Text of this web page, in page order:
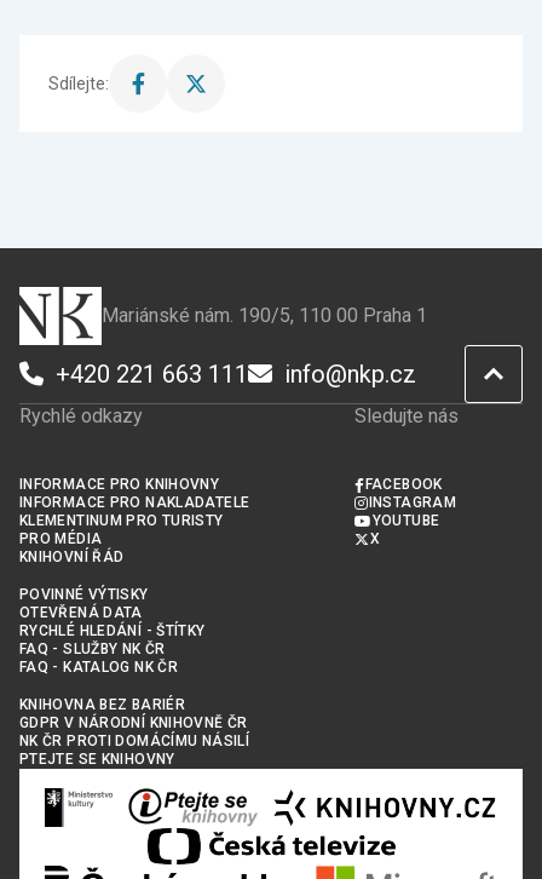
Sdílejte:
Sdílet
Sdílet
Mariánské nám. 190/5, 110 00 Praha 1
+420 221 663 111 info@nkp.cz
Rychlé odkazy
INFORMACE PRO KNIHOVNY
INFORMACE PRO NAKLADATELE
KLEMENTINUM PRO TURISTY
PRO MÉDIA
KNIHOVNÍ ŘÁD
POVINNÉ VÝTISKY
OTEVŘENÁ DATA
RYCHLÉ HLEDÁNÍ - ŠTÍTKY
FAQ - SLUŽBY NK ČR
FAQ - KATALOG NK ČR
KNIHOVNA BEZ BARIÉR
GDPR V NÁRODNÍ KNIHOVNĚ ČR
NK ČR PROTI DOMÁCÍMU NÁSILÍ
PTEJTE SE KNIHOVNY
Sledujte nás
FACEBOOK
INSTAGRAM
YOUTUBE
X